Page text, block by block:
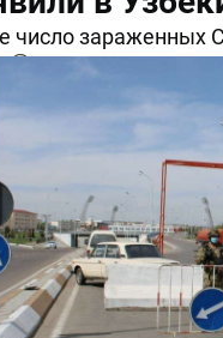
число зараженных